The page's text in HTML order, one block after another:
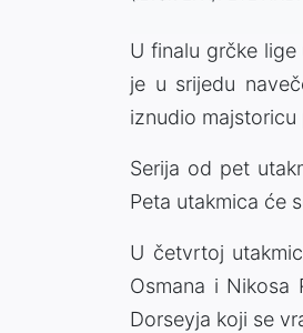
U finalu grčke
je u srijedu
iznudio
Serija od pet
Peta utakmica će
U četvrtoj
Osmana i Nikosa
Dorseyja koji se